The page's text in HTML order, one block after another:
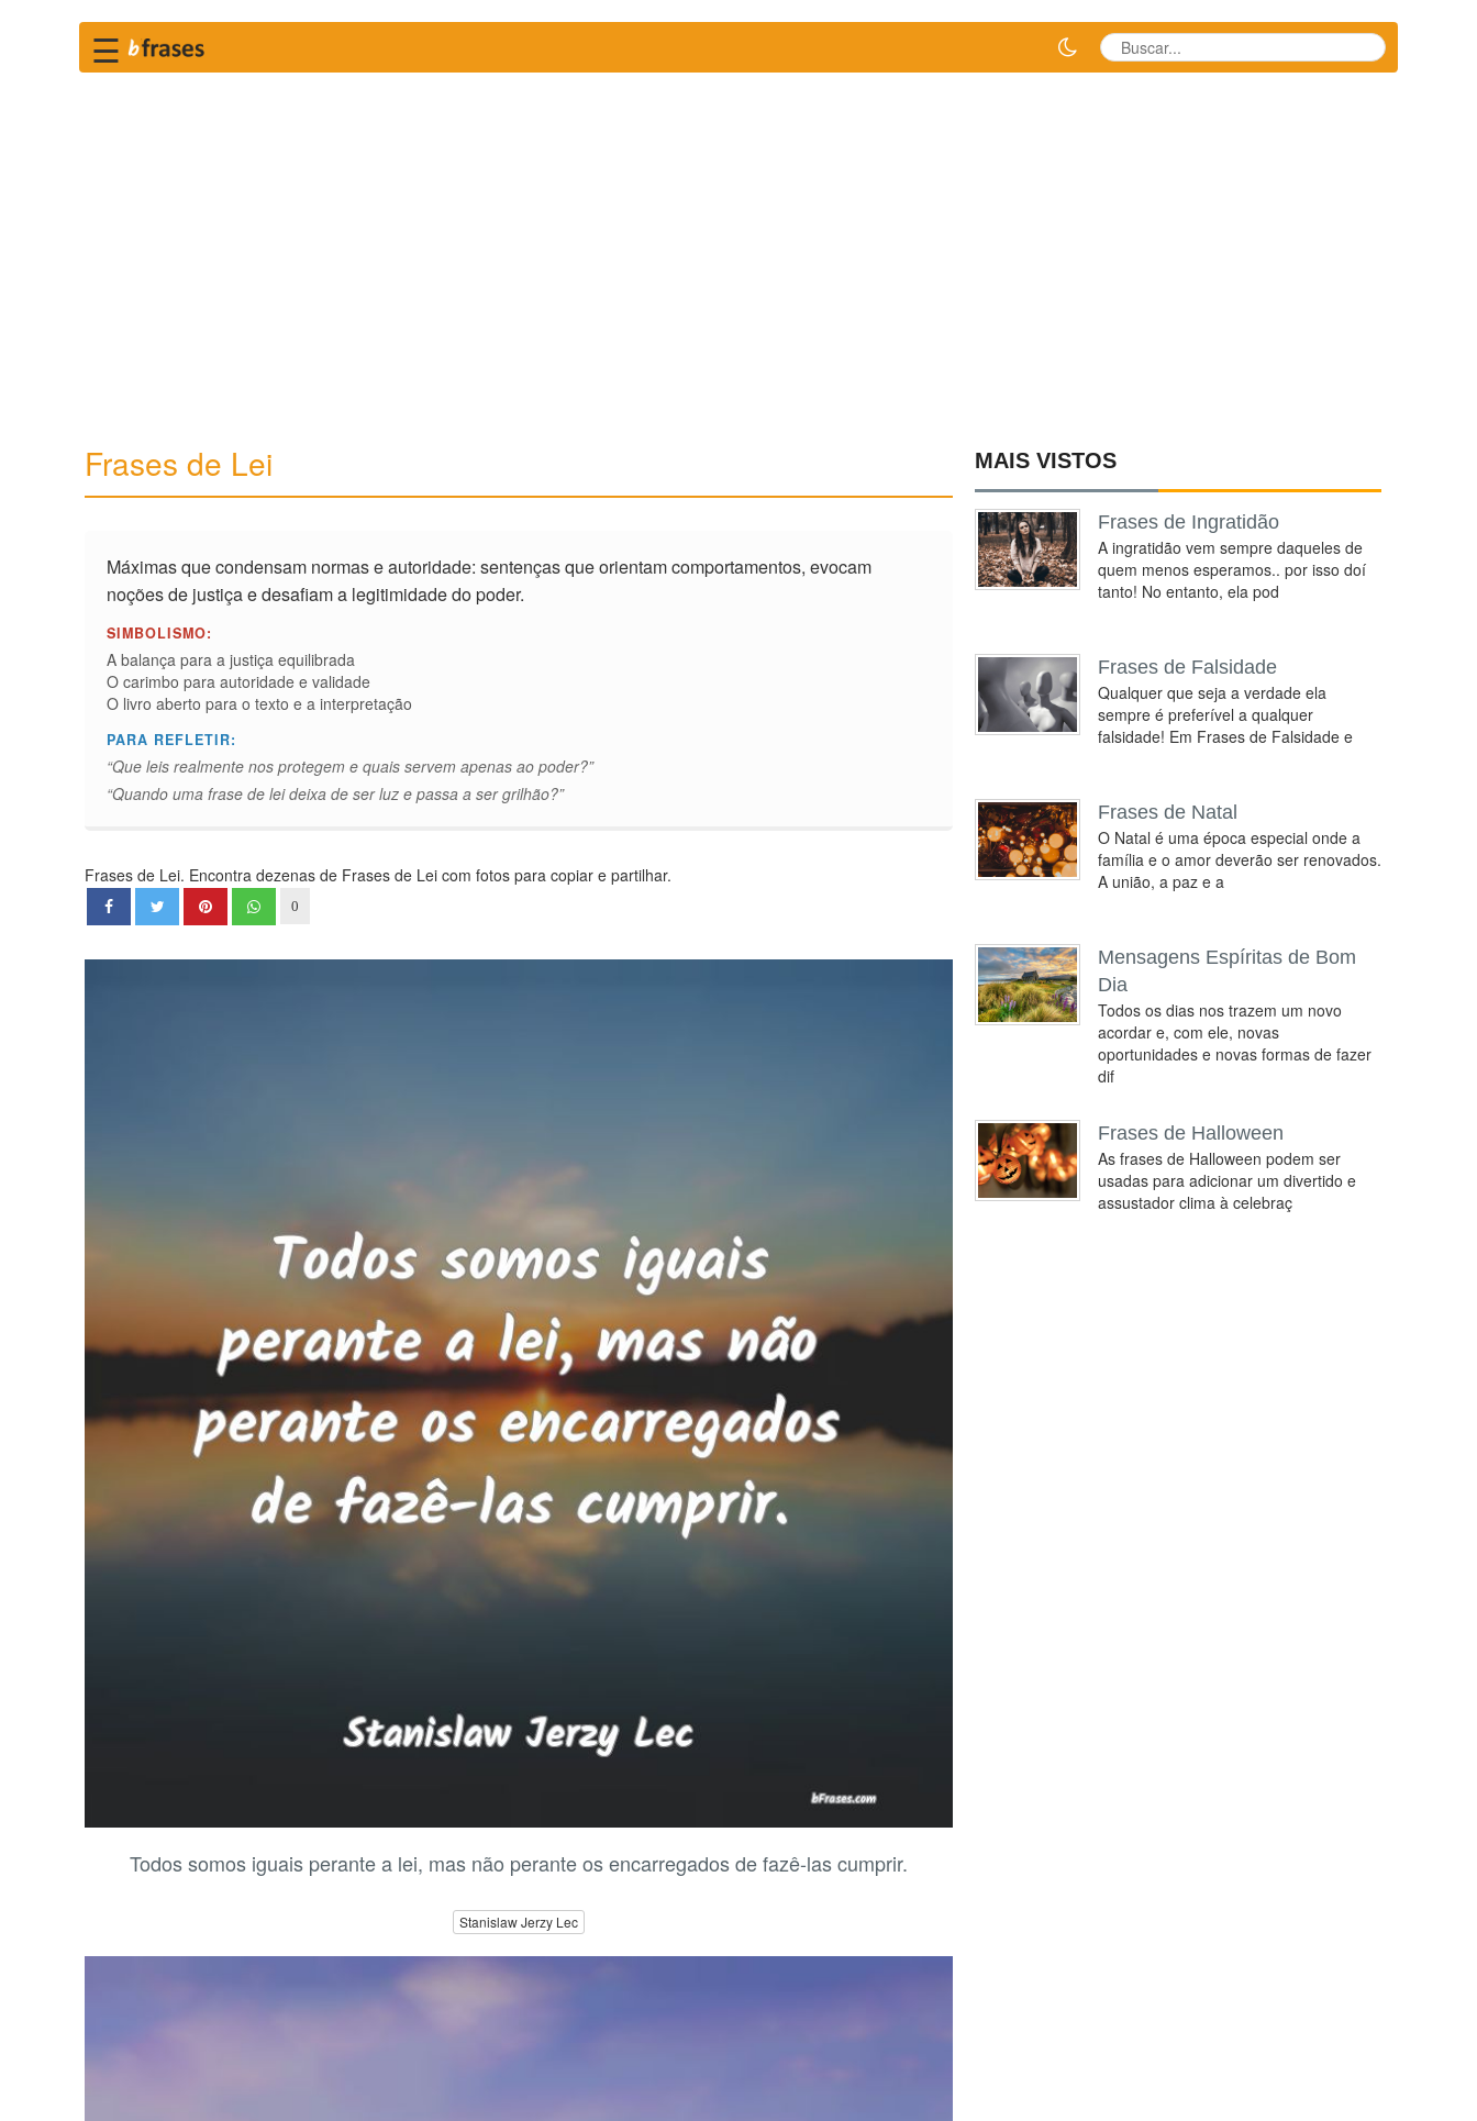
☰
Frases de Lei
Máximas que condensam normas e autoridade: sentenças que orientam comportamentos, evocam
noções de justiça e desafiam a legitimidade do poder.
SIMBOLISMO:
A balança para a justiça equilibrada
O carimbo para autoridade e validade
O livro aberto para o texto e a interpretação
PARA REFLETIR:
“Que leis realmente nos protegem e quais servem apenas ao poder?”
“Quando uma frase de lei deixa de ser luz e passa a ser grilhão?”
Frases de Lei. Encontra dezenas de Frases de Lei com fotos para copiar e partilhar.
0
Todos somos iguais perante a lei, mas não perante os encarregados de fazê-las cumprir.
Stanislaw Jerzy Lec
MAIS VISTOS
Frases de Ingratidão
A ingratidão vem sempre daqueles de
quem menos esperamos.. por isso doí
tanto! No entanto, ela pod
Frases de Falsidade
Qualquer que seja a verdade ela
sempre é preferível a qualquer
falsidade! Em Frases de Falsidade e
Frases de Natal
O Natal é uma época especial onde a
família e o amor deverão ser renovados.
A união, a paz e a
Mensagens Espíritas de Bom
Dia
Todos os dias nos trazem um novo
acordar e, com ele, novas
oportunidades e novas formas de fazer
dif
Frases de Halloween
As frases de Halloween podem ser
usadas para adicionar um divertido e
assustador clima à celebraç